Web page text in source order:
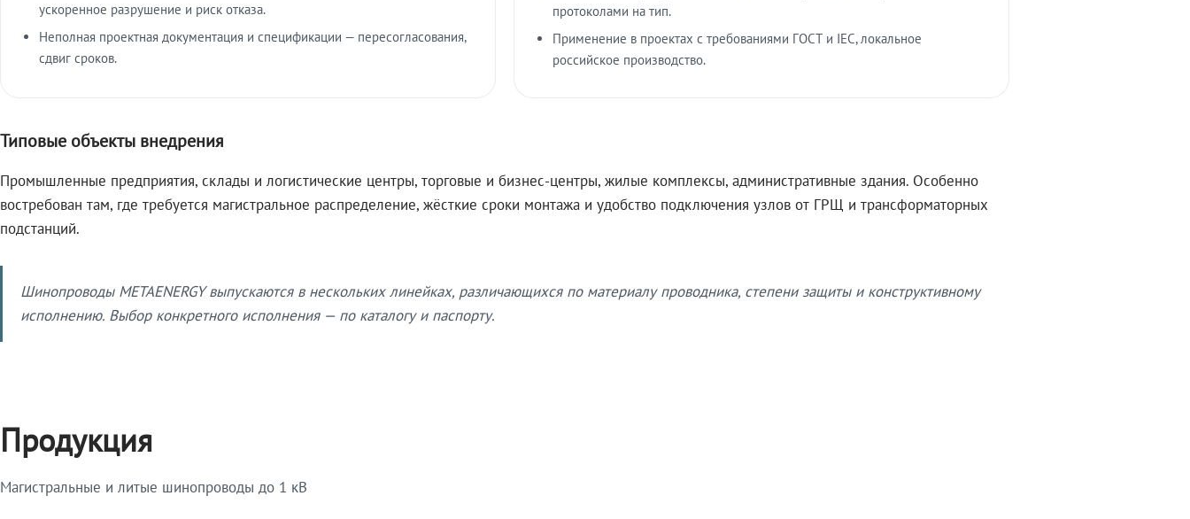
ускоренное разрушение и риск отказа.
Неполная проектная документация и спецификации — пересогласования,
сдвиг сроков.
протоколами на тип.
Применение в проектах с требованиями ГОСТ и IEC, локальное
российское производство.
Типовые объекты внедрения
Промышленные предприятия, склады и логистические центры, торговые и бизнес-центры, жилые комплексы, административные здания. Особенно
востребован там, где требуется магистральное распределение, жёсткие сроки монтажа и удобство подключения узлов от ГРЩ и трансформаторных
подстанций.
Шинопроводы METAENERGY выпускаются в нескольких линейках, различающихся по материалу проводника, степени защиты и конструктивному
исполнению. Выбор конкретного исполнения — по каталогу и паспорту.
Продукция
Магистральные и литые шинопроводы до 1 кВ